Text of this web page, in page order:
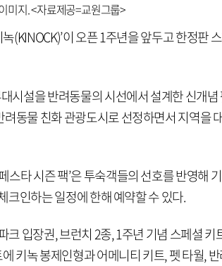
미지. <자료제공=교원그룹>
(KINOCK)’이 오픈 1주년을 앞두고 한정판
시설을 반려동물의 시선에서 설계한 신개
동물 친화 관광도시로 선정하면서 지역을
스타 시즌 팩’은 투숙객들의 선호를 반영해
크인하는 일정에 한해 예약할 수 있다.
크 입장권, 브런치 2종, 1주년 기념 스페셜 키
키녹 봉제인형과 어메니티 키트, 펫 타월,